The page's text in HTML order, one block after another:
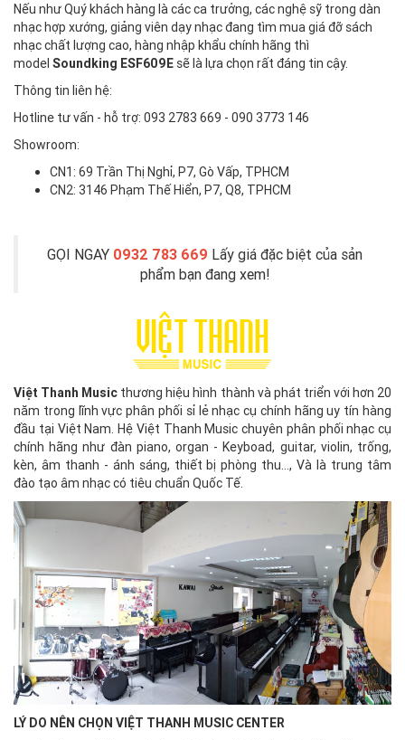
Nếu như Quý khách hàng là các ca trưởng, các nghệ sỹ trong dàn
nhạc hợp xướng, giảng viên dạy nhạc đang tìm mua giá đỡ sách
nhạc chất lượng cao, hàng nhập khẩu chính hãng thì
model Soundking ESF609E sẽ là lựa chọn rất đáng tin cậy.
Thông tin liên hệ:
Hotline tư vấn - hỗ trợ: 093 2783 669 - 090 3773 146
Showroom:
CN1: 69 Trần Thị Nghỉ, P7, Gò Vấp, TPHCM
CN2: 3146 Phạm Thế Hiển, P7, Q8, TPHCM
GỌI NGAY 0932 783 669 Lấy giá đặc biệt của sản
phẩm bạn đang xem!
Việt Thanh Music thương hiệu hình thành và phát triển với hơn 20
năm trong lĩnh vực phân phối sỉ lẻ nhạc cụ chính hãng uy tín hàng
đầu tại Việt Nam. Hệ Việt Thanh Music chuyên phân phối nhạc cụ
chính hãng như đàn piano, organ - Keyboad, guitar, violin, trống,
kèn, âm thanh - ánh sáng, thiết bị phòng thu..., Và là trung tâm
đào tạo âm nhạc có tiêu chuẩn Quốc Tế.
LÝ DO NÊN CHỌN VIỆT THANH MUSIC CENTER